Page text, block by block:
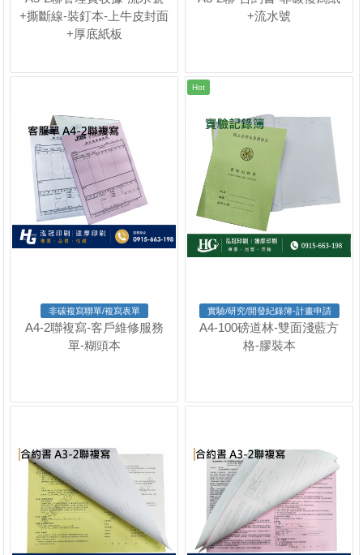
+撕斷線-裝釘本-上牛皮封面
+厚底紙板
+流水號
非碳複寫聯單/複寫表單
A4-2聯複寫-客戶維修服務
單-糊頭本
Hot
實驗/研究/開發紀錄簿-計畫申請
A4-100磅道林-雙面淺藍方
格-膠裝本